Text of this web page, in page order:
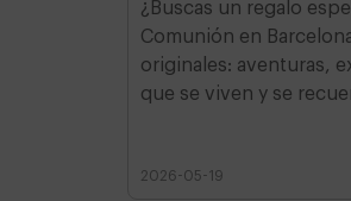
¿Buscas un regalo
Comunión en
originales: aventuras,
que se viven y se
2026-05-19